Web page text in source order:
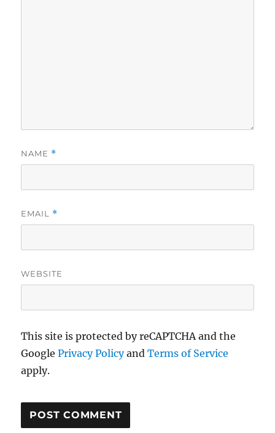
NAME *
EMAIL *
WEBSITE
This site is protected by reCAPTCHA and the
GooglePrivacy PolicyandTerms of Service
apply.